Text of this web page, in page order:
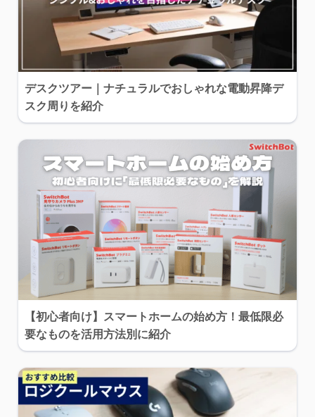
デスクツアー｜ナチュラルでおしゃれな電動昇降デ
スク周りを紹介
【初心者向け】スマートホームの始め方！最低限必
要なものを活用方法別に紹介